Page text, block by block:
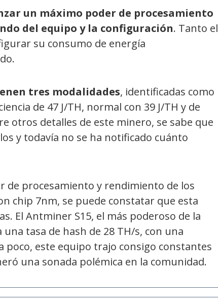
un máximo poder de procesamiento
del equipo y la configuración. Tanto el
su consumo de energía
tres modalidades, identificadas como
de 47 J/TH, normal con 39 J/TH y de
otros detalles de este minero, se sabe que
y todavía no se ha notificado cuánto
de procesamiento y rendimiento de los
chip 7nm, se puede constatar que esta
El Antminer S15, el más poderoso de la
tasa de hash de 28 TH/s, con una
poco, este equipo trajo consigo constantes
una sonada polémica en la comunidad.